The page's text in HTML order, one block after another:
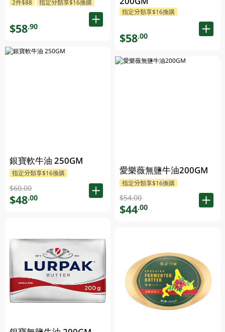
2件$88 指定分類享$16換購
$58.90
銀寶軟牛油 250GM
指定分類享$16換購
$60.00
$48.00
指定分類享$16換購
$58.00
愛樂薇無鹽牛油200GM
指定分類享$16換購
$54.00
$44.00